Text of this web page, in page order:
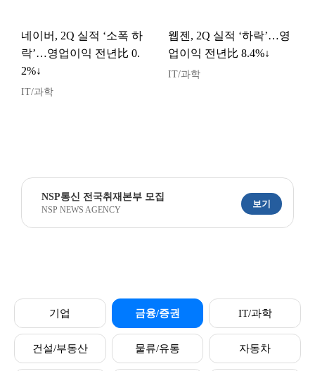
네이버, 2Q 실적 ‘소폭 하
락’…영업이익 전년比 0.
2%↓
IT/과학
웹젠, 2Q 실적 ‘하락’…영
업이익 전년比 8.4%↓
IT/과학
NSP통신 전국취재본부 모집
NSP NEWS AGENCY
보기
기업 금융/증권 IT/과학
건설/부동산 물류/유통 자동차